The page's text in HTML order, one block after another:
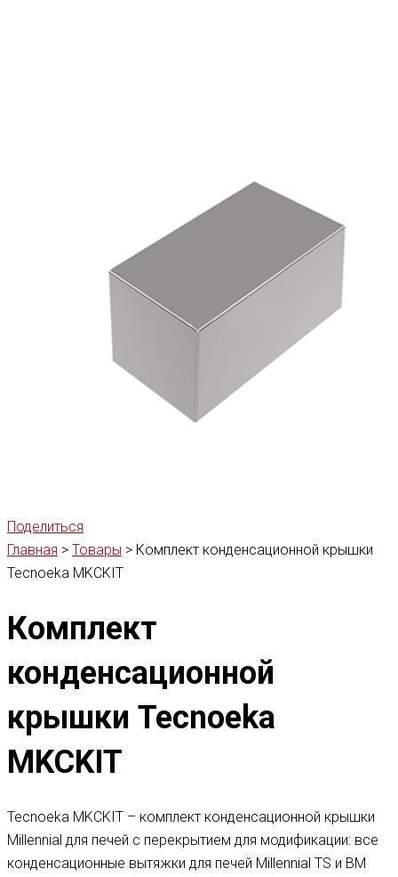
Поделиться
Главная > Товары > Комплект конденсационной крышки
Tecnoeka MKCKIT
Комплект
конденсационной
крышки Tecnoeka
MKCKIT
Tecnoeka MKCKIT – комплект конденсационной крышки
Millennial для печей с перекрытием для модификации: все
конденсационные вытяжки для печей Millennial TS и BM